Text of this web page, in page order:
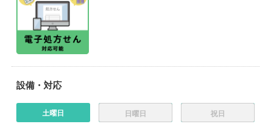
設備・対応
土曜日 日曜日 祝日